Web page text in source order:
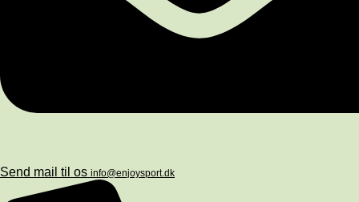
Send mail til os info@enjoysport.dk